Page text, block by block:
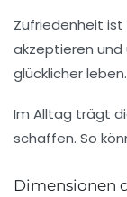
Zufriedenheit
akzeptieren und
glücklicher leben.
Im Alltag trägt
schaffen. So
Dimensionen